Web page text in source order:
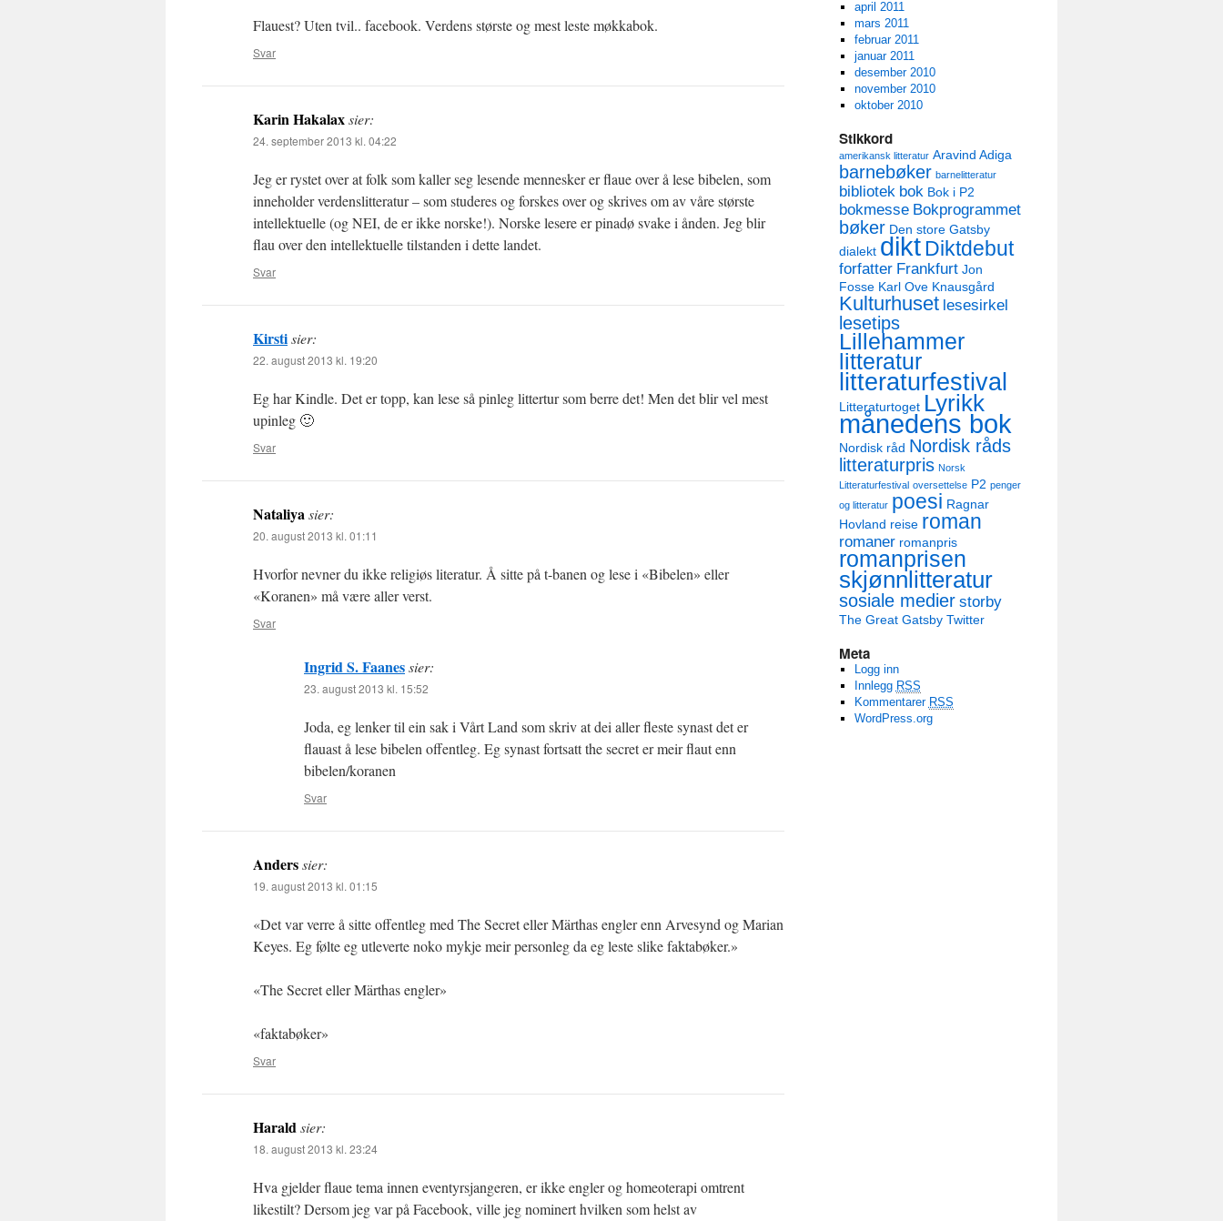
Flauest? Uten tvil.. facebook. Verdens største og mest leste møkkabok.
Svar
Karin Hakalaxsier:
24. september 2013 kl. 04:22
Jeg er rystet over at folk som kaller seg lesende mennesker er flaue over å lese bibelen, som
inneholder verdenslitteratur – som studeres og forskes over og skrives om av våre største
intellektuelle (og NEI, de er ikke norske!). Norske lesere er pinadø svake i ånden. Jeg blir
flau over den intellektuelle tilstanden i dette landet.
Svar
Kirstisier:
22. august 2013 kl. 19:20
Eg har Kindle. Det er topp, kan lese så pinleg littertur som berre det! Men det blir vel mest
upinleg 🙂
Svar
Nataliyasier:
20. august 2013 kl. 01:11
Hvorfor nevner du ikke religiøs literatur. Å sitte på t-banen og lese i «Bibelen» eller
«Koranen» må være aller verst.
Svar
Ingrid S. Faanessier:
23. august 2013 kl. 15:52
Joda, eg lenker til ein sak i Vårt Land som skriv at dei aller fleste synast det er
flauast å lese bibelen offentleg. Eg synast fortsatt the secret er meir flaut enn
bibelen/koranen
Svar
Anderssier:
19. august 2013 kl. 01:15
«Det var verre å sitte offentleg med The Secret eller Märthas engler enn Arvesynd og Marian
Keyes. Eg følte eg utleverte noko mykje meir personleg da eg leste slike faktabøker.»
«The Secret eller Märthas engler»
«faktabøker»
Svar
Haraldsier:
18. august 2013 kl. 23:24
Hva gjelder flaue tema innen eventyrsjangeren, er ikke engler og homeoterapi omtrent
likestilt? Dersom jeg var på Facebook, ville jeg nominert hvilken som helst av
april 2011
mars 2011
februar 2011
januar 2011
desember 2010
november 2010
oktober 2010
Stikkord
amerikansk litteratur Aravind Adiga
barnebøker barnelitteratur
bibliotek bok Bok i P2
bokmesse Bokprogrammet
bøker Den store Gatsby
dialekt diktDiktdebut
forfatter Frankfurt Jon
Fosse Karl Ove Knausgård
Kulturhuset lesesirkel
lesetips
Lillehammer
litteratur
litteraturfestival
Litteraturtoget Lyrikk
månedens bok
Nordisk råd Nordisk råds
litteraturpris Norsk
Litteraturfestival oversettelse P2 penger
og litteratur poesi Ragnar
Hovland reise roman
romaner romanpris
romanprisen
skjønnlitteratur
sosiale medier storby
The Great Gatsby Twitter
Meta
Logg inn
Innlegg RSS
Kommentarer RSS
WordPress.org